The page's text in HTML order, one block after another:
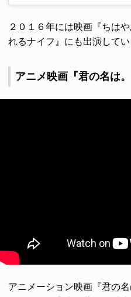
２０１６年には映画『ちは
れるナイフ』にも出演してい
アニメ映画『君の名は
アニメーション映画『君の